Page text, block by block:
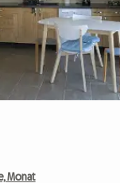
Monat